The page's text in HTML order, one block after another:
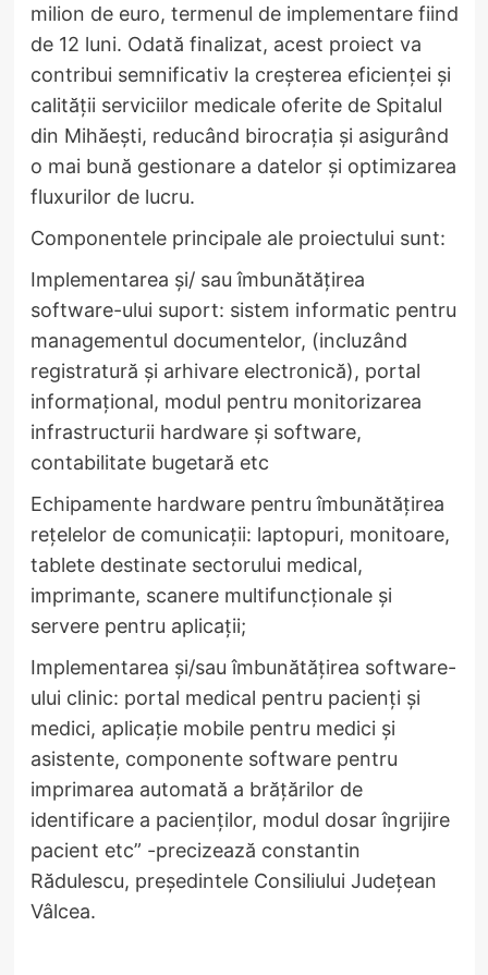
milion de euro, termenul de implementare fiind
de 12 luni. Odată finalizat, acest proiect va
contribui semnificativ la creșterea eficienței și
calității serviciilor medicale oferite de Spitalul
din Mihăești, reducând birocrația și asigurând
o mai bună gestionare a datelor și optimizarea
fluxurilor de lucru.
Componentele principale ale proiectului sunt:
Implementarea și/ sau îmbunătățirea
software-ului suport: sistem informatic pentru
managementul documentelor, (incluzând
registratură și arhivare electronică), portal
informațional, modul pentru monitorizarea
infrastructurii hardware și software,
contabilitate bugetară etc
Echipamente hardware pentru îmbunătățirea
rețelelor de comunicații: laptopuri, monitoare,
tablete destinate sectorului medical,
imprimante, scanere multifuncționale și
servere pentru aplicații;
Implementarea și/sau îmbunătățirea software-
ului clinic: portal medical pentru pacienți și
medici, aplicație mobile pentru medici și
asistente, componente software pentru
imprimarea automată a brățărilor de
identificare a pacienților, modul dosar îngrijire
pacient etc” -precizează constantin
Rădulescu, președintele Consiliului Județean
Vâlcea.